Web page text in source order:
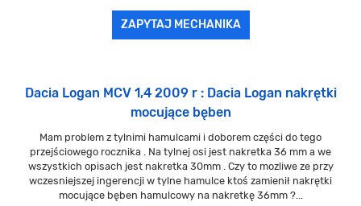
ZAPYTAJ MECHANIKA
Dacia Logan MCV 1,4 2009 r : Dacia Logan nakrętki
mocujące bęben
Mam problem z tylnimi hamulcami i doborem części do tego
przejściowego rocznika . Na tylnej osi jest nakretka 36 mm a we
wszystkich opisach jest nakretka 30mm . Czy to mozliwe ze przy
wczesniejszej ingerencji w tylne hamulce ktoś zamienił nakrętki
mocujące bęben hamulcowy na nakretkę 36mm ?...